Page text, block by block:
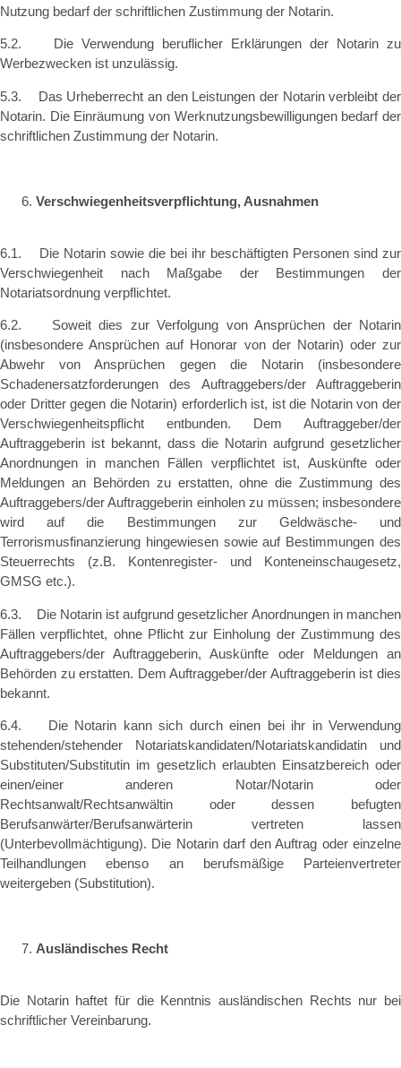
Nutzung bedarf der schriftlichen Zustimmung der Notarin.
5.2. Die Verwendung beruflicher Erklärungen der Notarin zu
Werbezwecken ist unzulässig.
5.3. Das Urheberrecht an den Leistungen der Notarin verbleibt der
Notarin. Die Einräumung von Werknutzungsbewilligungen bedarf der
schriftlichen Zustimmung der Notarin.
Verschwiegenheitsverpflichtung, Ausnahmen
6.1. Die Notarin sowie die bei ihr beschäftigten Personen sind zur
Verschwiegenheit nach Maßgabe der Bestimmungen der
Notariatsordnung verpflichtet.
6.2. Soweit dies zur Verfolgung von Ansprüchen der Notarin
(insbesondere Ansprüchen auf Honorar von der Notarin) oder zur
Abwehr von Ansprüchen gegen die Notarin (insbesondere
Schadenersatzforderungen des Auftraggebers/der Auftraggeberin
oder Dritter gegen die Notarin) erforderlich ist, ist die Notarin von der
Verschwiegenheitspflicht entbunden. Dem Auftraggeber/der
Auftraggeberin ist bekannt, dass die Notarin aufgrund gesetzlicher
Anordnungen in manchen Fällen verpflichtet ist, Auskünfte oder
Meldungen an Behörden zu erstatten, ohne die Zustimmung des
Auftraggebers/der Auftraggeberin einholen zu müssen; insbesondere
wird auf die Bestimmungen zur Geldwäsche- und
Terrorismusfinanzierung hingewiesen sowie auf Bestimmungen des
Steuerrechts (z.B. Kontenregister- und Konteneinschaugesetz,
GMSG etc.).
6.3. Die Notarin ist aufgrund gesetzlicher Anordnungen in manchen
Fällen verpflichtet, ohne Pflicht zur Einholung der Zustimmung des
Auftraggebers/der Auftraggeberin, Auskünfte oder Meldungen an
Behörden zu erstatten. Dem Auftraggeber/der Auftraggeberin ist dies
bekannt.
6.4. Die Notarin kann sich durch einen bei ihr in Verwendung
stehenden/stehender Notariatskandidaten/Notariatskandidatin und
Substituten/Substitutin im gesetzlich erlaubten Einsatzbereich oder
einen/einer anderen Notar/Notarin oder
Rechtsanwalt/Rechtsanwältin oder dessen befugten
Berufsanwärter/Berufsanwärterin vertreten lassen
(Unterbevollmächtigung). Die Notarin darf den Auftrag oder einzelne
Teilhandlungen ebenso an berufsmäßige Parteienvertreter
weitergeben (Substitution).
Ausländisches Recht
Die Notarin haftet für die Kenntnis ausländischen Rechts nur bei
schriftlicher Vereinbarung.